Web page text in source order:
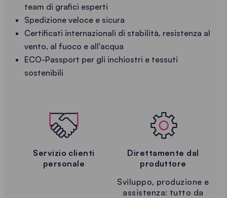
team di grafici esperti
Spedizione veloce e sicura
Certificati internazionali di stabilità, resistenza al
vento, al fuoco e all'acqua
ECO-Passport per gli inchiostri e tessuti
sostenibili
Servizio clienti
personale
Direttamente dal
produttore
Sviluppo, produzione e
assistenza: tutto da